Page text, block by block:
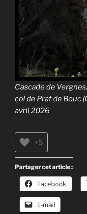
Cascade de
col de Prat de Bouc
avril 2026
+5
Partager cet article :
Facebook
E-mail